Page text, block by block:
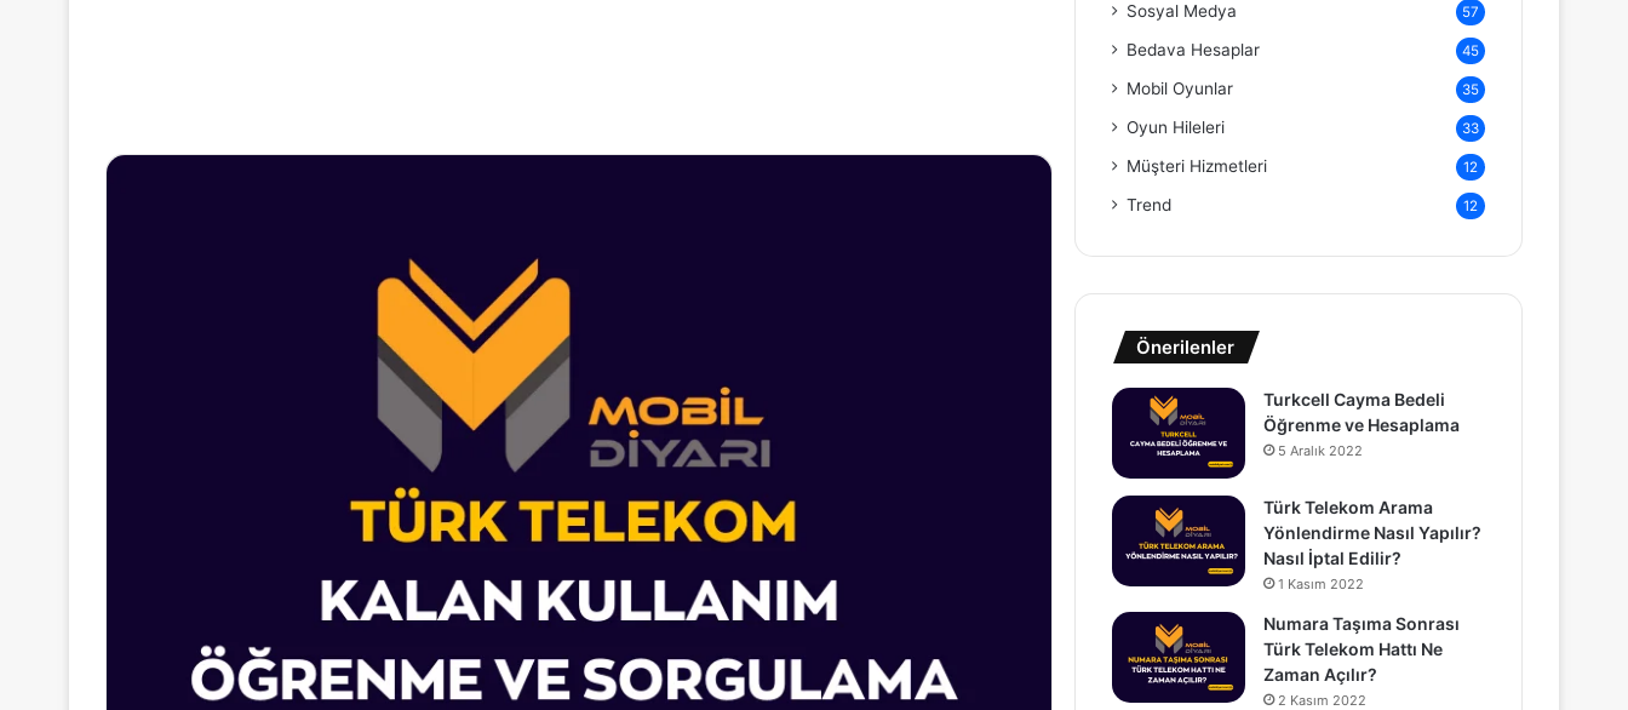
Sosyal Medya 57
Bedava Hesaplar 45
Mobil Oyunlar 35
Oyun Hileleri 33
Müşteri Hizmetleri 12
Trend 12
Önerilenler
Turkcell Cayma Bedeli
Öğrenme ve Hesaplama
5 Aralık 2022
Türk Telekom Arama
Yönlendirme Nasıl Yapılır?
Nasıl İptal Edilir?
1 Kasım 2022
Numara Taşıma Sonrası
Türk Telekom Hattı Ne
Zaman Açılır?
2 Kasım 2022